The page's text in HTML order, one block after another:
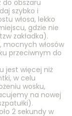
do obszaru
szybko i
włosa, lekko
gdzie nie
zakładka).
mocnych włosów
przeciwnym do
jest więcej niż
w celu
wosku,
na nowej
2 sekundy w